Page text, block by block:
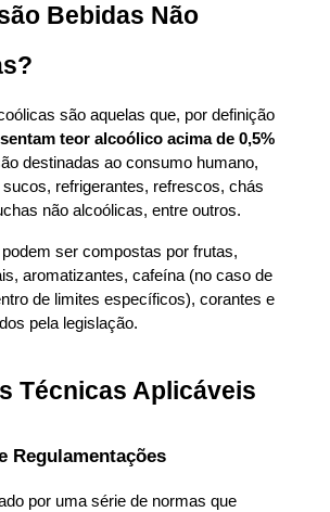
Bebidas Não
são aquelas que, por definição
teor alcoólico acima de 0,5%
destinadas ao consumo humano,
sucos, refrigerantes, refrescos, chás
não alcoólicas, entre outros.
ser compostas por frutas,
aromatizantes, cafeína (no caso de
de limites específicos), corantes e
pela legislação.
Técnicas Aplicáveis
Regulamentações
por uma série de normas que